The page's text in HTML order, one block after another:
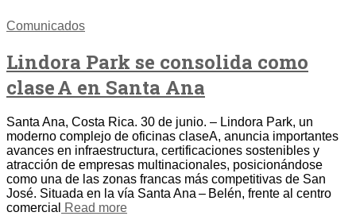
Comunicados
Lindora Park se consolida como
clase A en Santa Ana
Santa Ana, Costa Rica. 30 de junio. – Lindora Park, un
moderno complejo de oficinas claseA, anuncia importantes
avances en infraestructura, certificaciones sostenibles y
atracción de empresas multinacionales, posicionándose
como una de las zonas francas más competitivas de San
José. Situada en la vía Santa Ana – Belén, frente al centro
comercial Read more